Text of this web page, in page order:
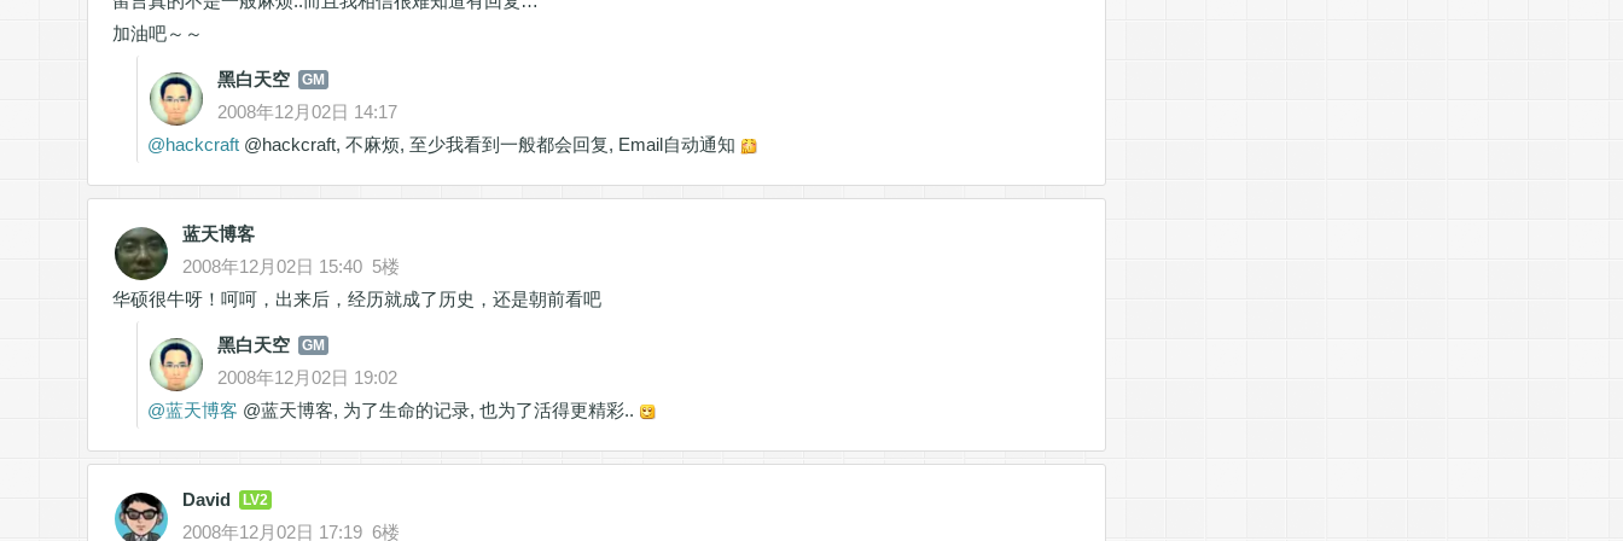
加油吧～～
黑白天空 GM
2008年12月02日 14:17
@hackcraft @hackcraft, 不麻烦, 至少我看到一般都会回复, Email自动通知
蓝天博客
2008年12月02日 15:40 5楼
华硕很牛呀！呵呵，出来后，经历就成了历史，还是朝前看吧
黑白天空 GM
2008年12月02日 19:02
@蓝天博客 @蓝天博客, 为了生命的记录, 也为了活得更精彩..
David LV2
2008年12月02日 17:19 6楼